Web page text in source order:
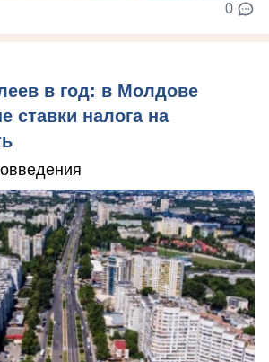
0
в год: в Молдове
ставки налога на